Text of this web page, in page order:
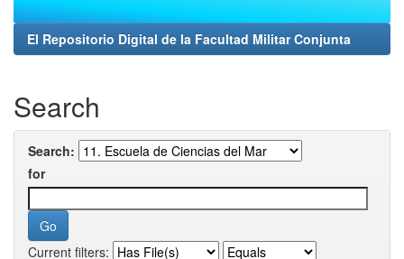
El Repositorio Digital de la Facultad Militar Conjunta
Search
Search:
for
Current filters: